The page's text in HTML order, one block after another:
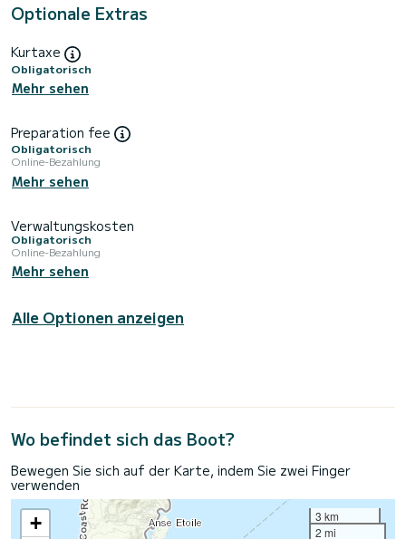
Optionale Extras
Kurtaxe
Obligatorisch
Mehr sehen
Preparation fee
Obligatorisch
Online-Bezahlung
Mehr sehen
Verwaltungskosten
Obligatorisch
Online-Bezahlung
Mehr sehen
Alle Optionen anzeigen
Wo befindet sich das Boot?
Bewegen Sie sich auf der Karte, indem Sie zwei Finger
verwenden
+
3 km
2 mi